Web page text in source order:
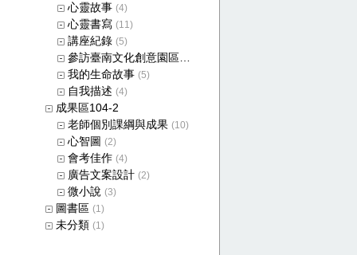
心靈故事 (4)
心靈書寫 (11)
講座紀錄 (5)
參訪臺南文化創意園區成果
我的生命故事 (5)
自我描述 (4)
成果區104-2
老師個別課綱與成果 (10)
心智圖 (2)
會考佳作 (4)
廣告文案設計 (2)
微小說 (3)
圖書區 (1)
未分類 (1)